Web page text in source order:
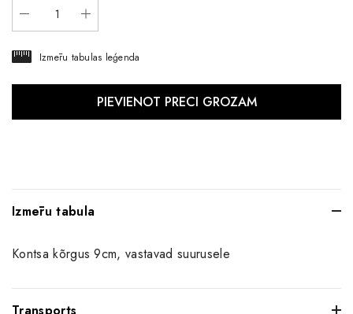
Izmēru tabulas leģenda
Izmēru tabula
Kontsa kõrgus 9cm, vastavad suurusele